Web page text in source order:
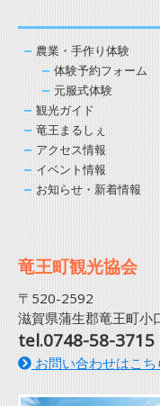
農業・手作り体験
体験予約フォーム
元服式体験
観光ガイド
竜王まるしぇ
アクセス情報
イベント情報
お知らせ・新着情報
竜王町観光協会
〒520-2592
滋賀県蒲生郡竜王町小
tel.0748-58-3715
お問い合わせはこち